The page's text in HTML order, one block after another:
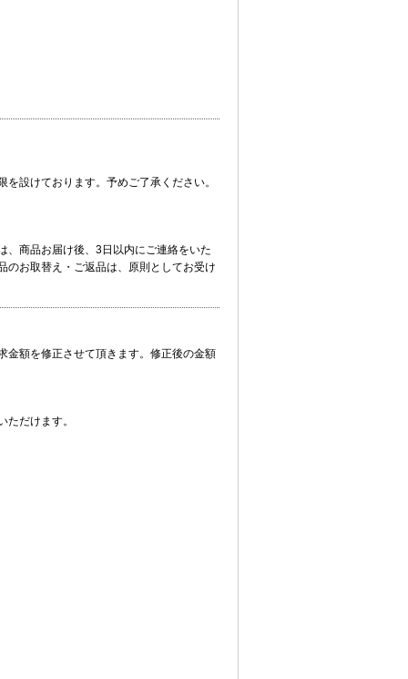
設けております。予めご了承ください。
、商品お届け後、3日以内にご連絡をいた
のお取替え・ご返品は、原則としてお受け
金額を修正させて頂きます。修正後の金額
ただけます。